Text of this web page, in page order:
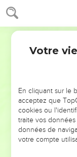
Romains
peuvent être
*Abraham (ch. 4).
peuvent être
chapitres 6 et 7,
de l’Evangile. Il
sainte » et « bonne
la Loi, qui lui fait
il fait de nous des
Les chapitres 9 à
plan du salut divin
Votre
En cliquant sur le
acceptez que
cookies ou
traite vos
données de
votre compte